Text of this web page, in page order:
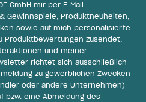
GmbH mir per E-Mail
Gewinnspiele, Produktneuheiten,
sowie auf mich personalisierte
Produktbewertungen zusendet,
und meiner
richtet sich ausschließlich
zu gewerblichen Zwecken
oder andere Unternehmen)
bzw. eine Abmeldung des